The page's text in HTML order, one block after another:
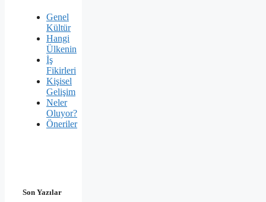
Genel
Kültür
Hangi
Ülkenin
İş
Fikirleri
Kişisel
Gelişim
Neler
Oluyor?
Öneriler
Son Yazılar